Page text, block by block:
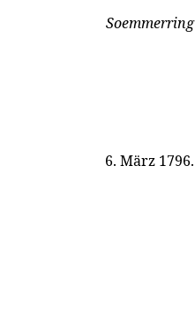
Soemmerring
6. März 1796.